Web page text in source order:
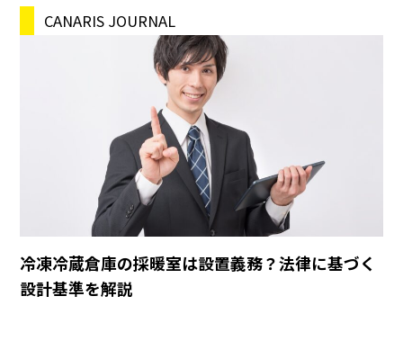
CANARIS JOURNAL
冷凍冷蔵倉庫の採暖室は設置義務？法律に基づく
設計基準を解説